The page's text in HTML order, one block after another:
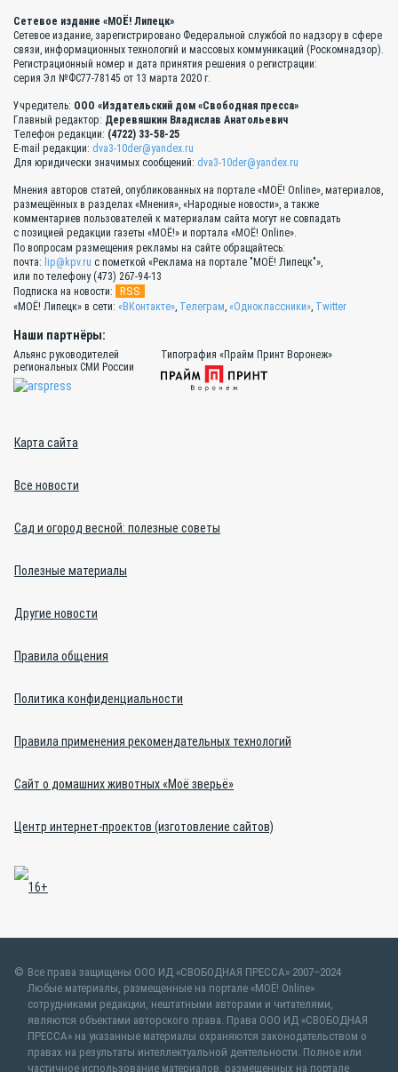
Сетевое издание «МОЁ! Липецк»
Сетевое издание, зарегистрировано Федеральной службой по надзору в сфере
связи, информационных технологий и массовых коммуникаций (Роскомнадзор).
Регистрационный номер и дата принятия решения о регистрации:
серия Эл №ФС77-78145 от 13 марта 2020 г.
Учредитель: ООО «Издательский дом «Свободная пресса»
Главный редактор: Деревяшкин Владислав Анатольевич
Телефон редакции: (4722) 33-58-25
E-mail редакции: dva3-10der@yandex.ru
Для юридически значимых сообщений: dva3-10der@yandex.ru
Мнения авторов статей, опубликованных на портале «МОЁ! Online», материалов,
размещённых в разделах «Мнения», «Народные новости», а также
комментариев пользователей к материалам сайта могут не совпадать
с позицией редакции газеты «МОЁ!» и портала «МОЁ! Online».
По вопросам размещения рекламы на сайте обращайтесь:
почта: lip@kpv.ru с пометкой «Реклама на портале "МОЁ! Липецк"»,
или по телефону (473) 267-94-13
Подписка на новости:
RSS
«МОЁ! Липецк» в сети: «ВКонтакте», Телеграм, «Одноклассники», Twitter
Наши партнёры:
Альянс руководителей
региональных СМИ России
Типография «Прайм Принт Воронеж»
Карта сайта
Все новости
Сад и огород весной: полезные советы
Полезные материалы
Другие новости
Правила общения
Политика конфиденциальности
Правила применения рекомендательных технологий
Сайт о домашних животных «Моё зверьё»
Центр интернет-проектов (изготовление сайтов)
Все права защищены ООО ИД «СВОБОДНАЯ ПРЕССА» 2007–2024
Любые материалы, размещенные на портале «МОЁ! Online»
сотрудниками редакции, нештатными авторами и читателями,
являются объектами авторского права. Права ООО ИД «СВОБОДНАЯ
ПРЕССА» на указанные материалы охраняются законодательством о
правах на результаты интеллектуальной деятельности. Полное или
частичное использование материалов, размещенных на портале